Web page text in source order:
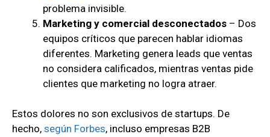
problema invisible.
Marketing y comercial desconectados – Dos
equipos críticos que parecen hablar idiomas
diferentes. Marketing genera leads que ventas
no considera calificados, mientras ventas pide
clientes que marketing no logra atraer.
Estos dolores no son exclusivos de startups. De
hecho, según Forbes, incluso empresas B2B